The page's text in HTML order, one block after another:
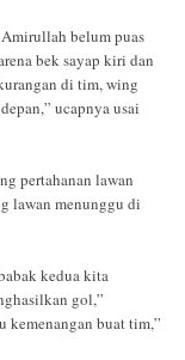
belum puas
bek sayap kiri dan
di tim, wing
ucapnya usai
pertahanan lawan
lawan menunggu di
kedua kita
gol,”
kemenangan buat tim,”